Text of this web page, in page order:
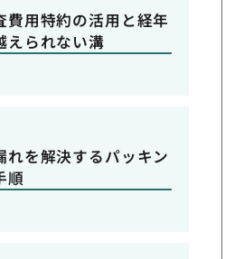
費用特約の活用と経年
えられない溝
れを解決するパッキン
順